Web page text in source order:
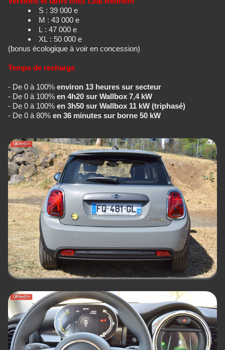
S : 39 000 e
M : 43 000 e
L : 47 000 e
XL : 50 000 e
(bonus écologique à voir en concession)
Temps de recharge
- De 0 à 100% environ 13 heures sur secteur
- De 0 à 100% en 4h20 sur Wallbox 7,4 kW
- De 0 à 100% en 3h50 sur Wallbox 11 kW (triphasé)
- De 0 à 80% en 36 minutes sur borne 50 kW